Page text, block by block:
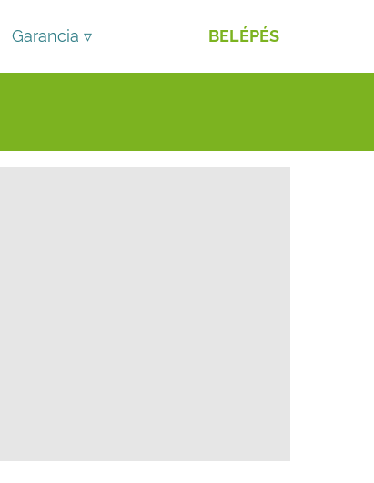
Garancia ▿ BELÉPÉS